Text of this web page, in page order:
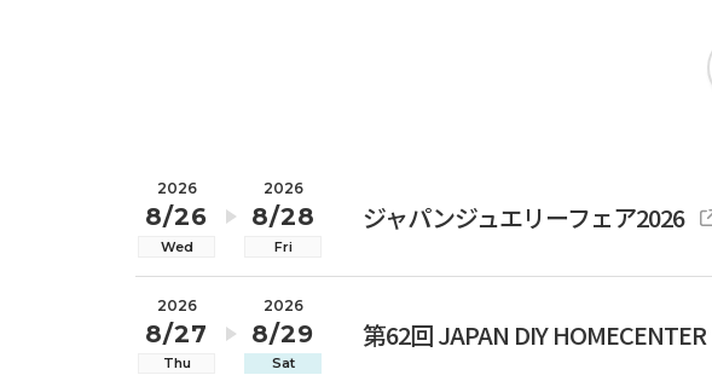
2026
8/26
Wed
2026
8/28
Fri
ジャパンジュエリーフェア2026
2026
8/27
Thu
2026
8/29
Sat
第62回 JAPAN DIY